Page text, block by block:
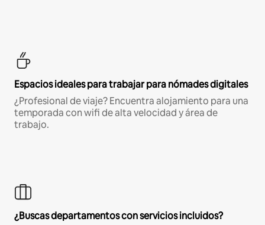
Espacios ideales para trabajar para nómades digitales
¿Profesional de viaje? Encuentra alojamiento para una
temporada con wifi de alta velocidad y área de
trabajo.
¿Buscas departamentos con servicios incluidos?